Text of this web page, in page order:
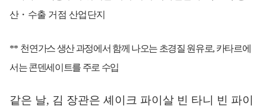
산・ 수출 거점 산업단지
** 천연가스 생산 과정에서 함께 나오는 초경질 원유로, 카타르에
서는 콘덴세이트를 주로 수입
같은 날, 김 장관은 셰이크 파이살 빈 타니 빈 파이